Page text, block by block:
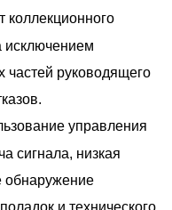
коллекционного
исключением
руководящего
управления
сигнала, низкая
обнаружение
и технического